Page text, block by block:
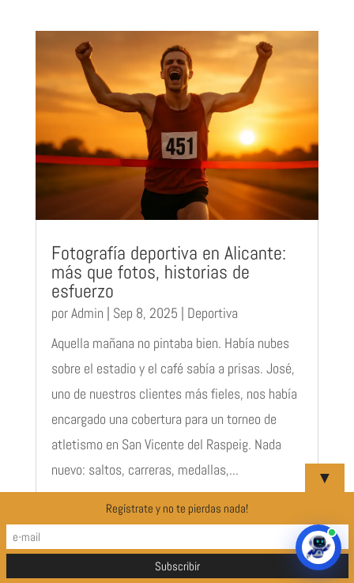
Fotografía deportiva en Alicante:
más que fotos, historias de
esfuerzo
porAdmin | Sep 8, 2025 | Deportiva
Aquella mañana no pintaba bien. Había nubes
sobre el estadio y el café sabía a prisas. José,
uno de nuestros clientes más fieles, nos había
encargado una cobertura para un torneo de
atletismo en San Vicente del Raspeig. Nada
nuevo: saltos, carreras, medallas,...
▼
Regístrate y no te pierdas nada!